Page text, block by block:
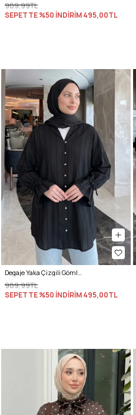
989,99TL
SEPETTE %50 İNDİRİM495,00TL
989,99TL
SEPETTE %50 İNDİRİM495,00TL